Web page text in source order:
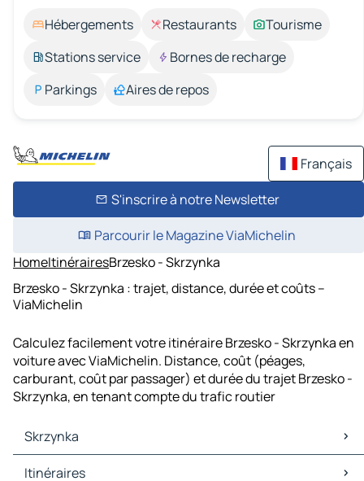
Hébergements Restaurants
Tourisme
Stations service
Bornes de recharge
Parkings
Aires de repos
Français
S'inscrire à notre Newsletter
Parcourir le Magazine ViaMichelin
HomeItinérairesBrzesko - Skrzynka
Brzesko - Skrzynka : trajet, distance, durée et coûts –
ViaMichelin
Calculez facilement votre itinéraire Brzesko - Skrzynka en
voiture avec ViaMichelin. Distance, coût (péages,
carburant, coût par passager) et durée du trajet Brzesko -
Skrzynka, en tenant compte du trafic routier
Skrzynka
Skrzynka Cartes et plans
Itinéraires